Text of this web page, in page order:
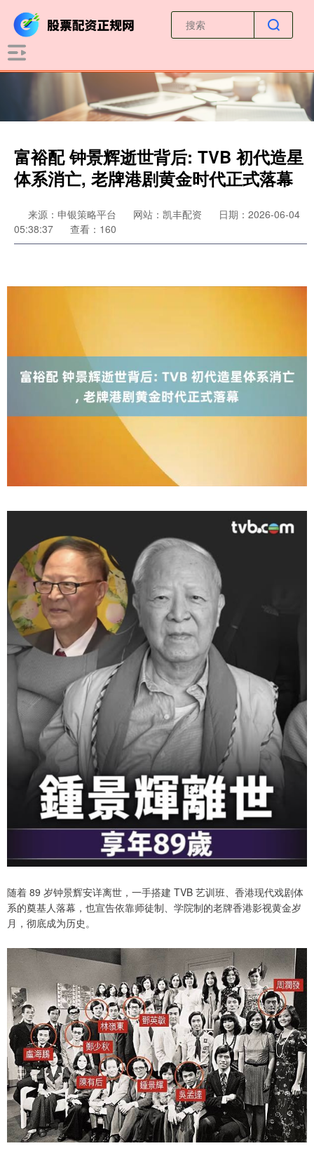
富裕配 钟景辉逝世背后: TVB 初代造星
体系消亡, 老牌港剧黄金时代正式落幕
来源：申银策略平台 网站：凯丰配资
日期：2026-06-04
05:38:37
查看：160
随着 89 岁钟景辉安详离世，一手搭建 TVB 艺训班、香港现代戏剧体
系的奠基人落幕，也宣告依靠师徒制、学院制的老牌香港影视黄金岁
月，彻底成为历史。